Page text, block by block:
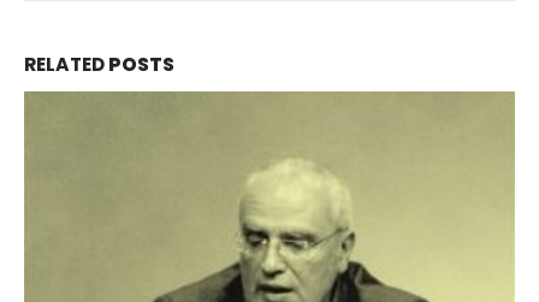
RELATEDPOSTS